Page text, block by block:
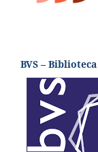
BVS –